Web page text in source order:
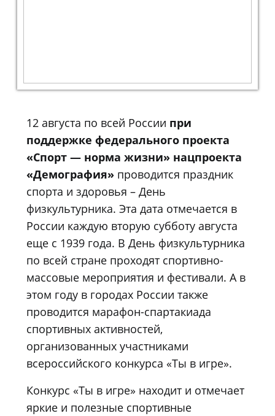
12 августа по всей России при
поддержке федерального проекта
«Спорт — норма жизни» нацпроекта
«Демография» проводится праздник
спорта и здоровья – День
физкультурника. Эта дата отмечается в
России каждую вторую субботу августа
еще с 1939 года. В День физкультурника
по всей стране проходят спортивно-
массовые мероприятия и фестивали. А в
этом году в городах России также
проводится марафон-спартакиада
спортивных активностей,
организованных участниками
всероссийского конкурса «Ты в игре».
Конкурс «Ты в игре» находит и отмечает
яркие и полезные спортивные